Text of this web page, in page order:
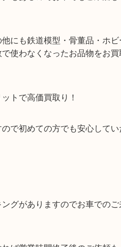
寄りください！
でも高く！」をモットーに
です！
他にも鉄道模型・骨董品・
いませ。